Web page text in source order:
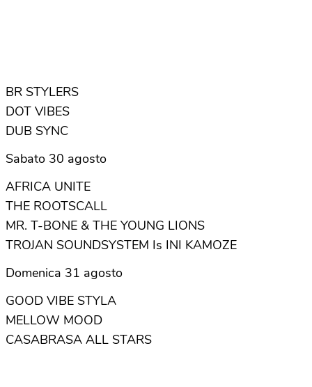
BR STYLERS
DOT VIBES
DUB SYNC
Sabato 30 agosto
AFRICA UNITE
THE ROOTSCALL
MR. T-BONE & THE YOUNG LIONS
TROJAN SOUNDSYSTEM Is INI KAMOZE
Domenica 31 agosto
GOOD VIBE STYLA
MELLOW MOOD
CASABRASA ALL STARS